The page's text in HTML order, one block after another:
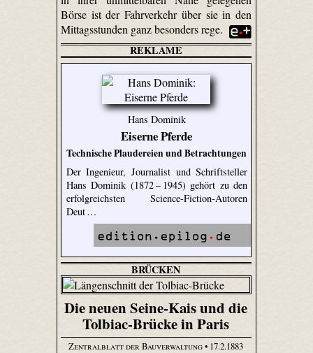
Börse ist der Fahrverkehr über sie in den
Mittagsstunden ganz besonders rege.
REKLAME
Hans Dominik
Eiserne Pferde
Technische Plaudereien und Betrachtungen
Der Ingenieur, Journalist und Schriftsteller
Hans Dominik (1872 – 1945) gehört zu den
erfolgreichsten Science-Fiction-Autoren
Deut …
BRÜCKEN
Die neuen Seine-Kais und die
Tolbiac-Brücke in Paris
Zentralblatt der Bauverwaltung• 17.2.1883